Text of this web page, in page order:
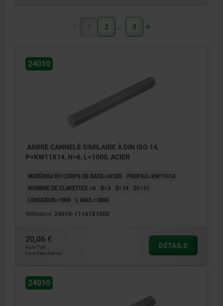
1 2 5
24010
ARBRE CANNELÉ SIMILAIRE À DIN ISO 14,
P=KW11X14, N=6, L=1000, ACIER
MATÉRIAU DU CORPS DE BASE=ACIER
PROFILÉ=KW11X14
NOMBRE DE CLAVETTES =6
B=3 D=14
D1=11
LONGUEUR=1000
L MAX.=3000
Référence: 24010-11141X1000
20,06 €
hors TVA
hors frais d’envoi
DÉTAILS
24010